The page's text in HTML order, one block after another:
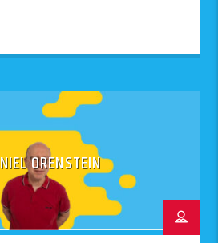
ORENSTEIN